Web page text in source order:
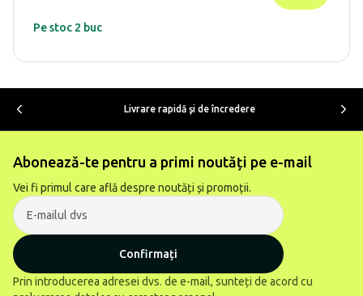
Pe stoc 2 buc
Livrare rapidă şi de încredere
Abonează-te pentru a primi noutăți pe e-mail
Vei fi primul care află despre noutăți și promoții.
Confirmați
Prin introducerea adresei dvs. de e-mail, sunteți de acord cu